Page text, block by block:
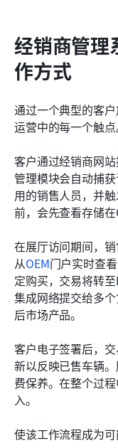
经销商管理
作方式
通过一个典型的客
运营中的每一个触点
客户通过经销商网
管理模块会自动捕
用的销售人员，并
前，会先查看存储在
在展厅访问期间，
从OEM门户实时查
定购买，交易将转
集成网络提交给多
后市场产品。
客户电子签署后，
新以反映已售车辆
费保养。在整个过
入。
使该工作流程成为可